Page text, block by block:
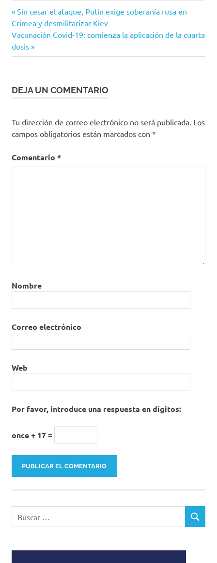
Navegación
de
entradas
Entrada
anterior:
Sin cesar el ataque, Putin exige soberanía rusa en
Crimea y desmilitarizar Kiev
Siguiente
entrada:
Vacunación Covid-19: comienza la aplicación de la cuarta
dosis
DEJA UN COMENTARIO
Tu dirección de correo electrónico no será publicada. Los
campos obligatorios están marcados con *
Comentario *
Nombre
Correo electrónico
Web
Por favor, introduce una respuesta en dígitos:
once + 17 =
BUSCAR